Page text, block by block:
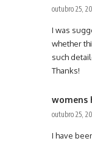
outubro 25,
I was
whether
such
Thanks!
womens
outubro 25,
I have